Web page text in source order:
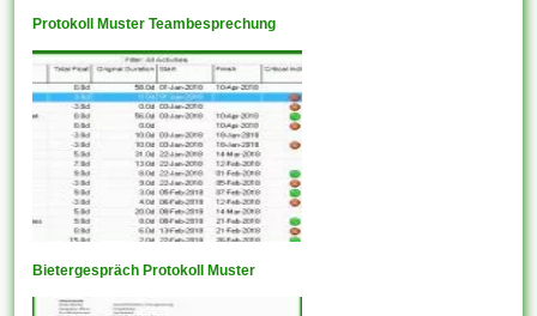
Protokoll Muster Teambesprechung
Bietergespräch Protokoll Muster